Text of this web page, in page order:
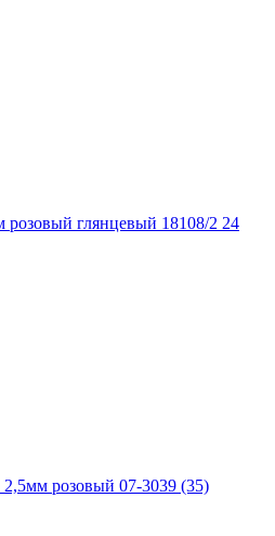
глянцевый 18108/2 24
розовый 07-3039 (35)